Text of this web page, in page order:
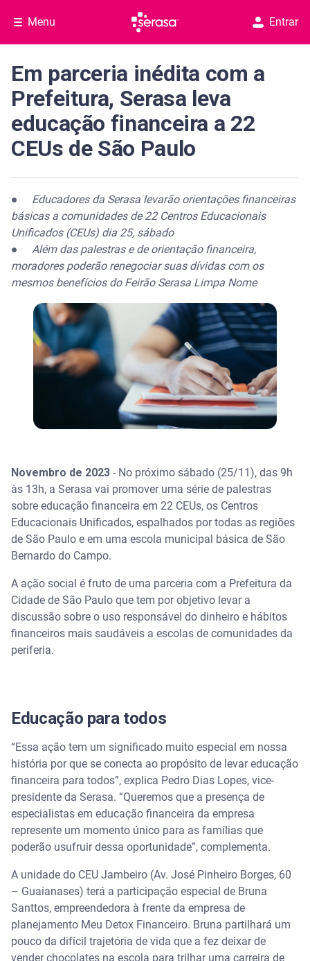
Menu Entrar
Em parceria inédita com a
Prefeitura, Serasa leva
educação financeira a 22
CEUs de São Paulo
● Educadores da Serasa levarão orientações financeiras
básicas a comunidades de 22 Centros Educacionais
Unificados (CEUs) dia 25, sábado
● Além das palestras e de orientação financeira,
moradores poderão renegociar suas dívidas com os
mesmos benefícios do Feirão Serasa Limpa Nome
Novembro de 2023 - No próximo sábado (25/11), das 9h
às 13h, a Serasa vai promover uma série de palestras
sobre educação financeira em 22 CEUs, os Centros
Educacionais Unificados, espalhados por todas as regiões
de São Paulo e em uma escola municipal básica de São
Bernardo do Campo.
A ação social é fruto de uma parceria com a Prefeitura da
Cidade de São Paulo que tem por objetivo levar a
discussão sobre o uso responsável do dinheiro e hábitos
financeiros mais saudáveis a escolas de comunidades da
periferia.
Educação para todos
“Essa ação tem um significado muito especial em nossa
história por que se conecta ao propósito de levar educação
financeira para todos”, explica Pedro Dias Lopes, vice-
presidente da Serasa. “Queremos que a presença de
especialistas em educação financeira da empresa
represente um momento único para as famílias que
poderão usufruir dessa oportunidade”, complementa.
A unidade do CEU Jambeiro (Av. José Pinheiro Borges, 60
– Guaianases) terá a participação especial de Bruna
Santtos, empreendedora à frente da empresa de
planejamento Meu Detox Financeiro. Bruna partilhará um
pouco da difícil trajetória de vida que a fez deixar de
vender chocolates na escola para trilhar uma carreira de